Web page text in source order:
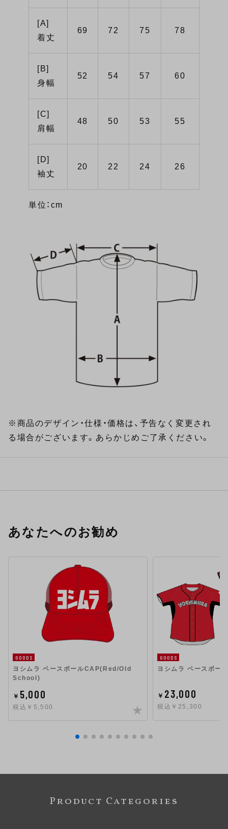
[A]
着丈
69 72 75 78
[B]
身幅
52 54 57 60
[C]
肩幅
48 50 53 55
[D]
袖丈
20 22 24 26
単位：cm
※商品のデザイン・仕様・価格は、予告なく変更され
る場合がございます。あらかじめご了承ください。
あなたへのお勧め
GOODS
ヨシムラ ベースボールCAP(Red/Old
School)
￥ 5,000
税込￥5,500
GOODS
ヨシムラ ベースボー
￥ 23,000
税込￥25,300
Product Categories